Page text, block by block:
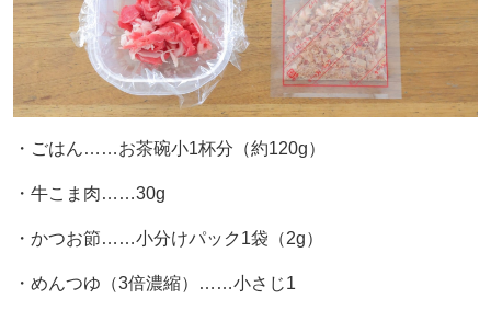
・ごはん……お茶碗小1杯分（約120g）
・牛こま肉……30g
・かつお節……小分けパック1袋（2g）
・めんつゆ（3倍濃縮）……小さじ1